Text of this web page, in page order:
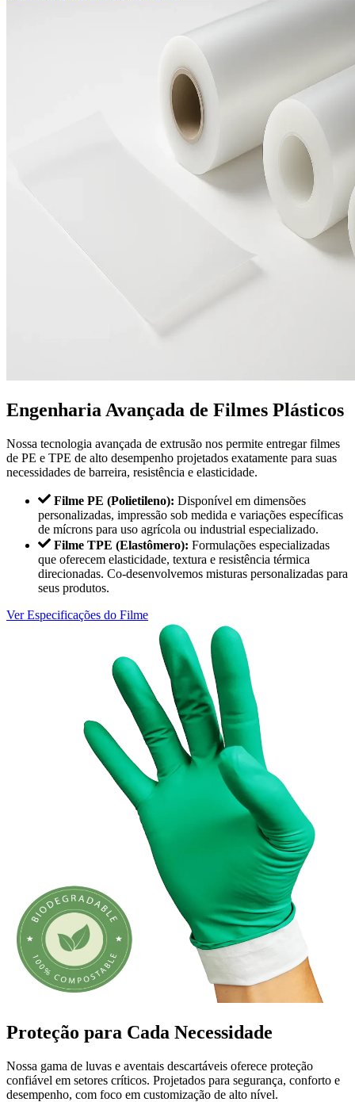
Engenharia Avançada de Filmes Plásticos
Nossa tecnologia avançada de extrusão nos permite entregar filmes
de PE e TPE de alto desempenho projetados exatamente para suas
necessidades de barreira, resistência e elasticidade.
Filme PE (Polietileno): Disponível em dimensões
personalizadas, impressão sob medida e variações específicas
de mícrons para uso agrícola ou industrial especializado.
Filme TPE (Elastômero): Formulações especializadas
que oferecem elasticidade, textura e resistência térmica
direcionadas. Co-desenvolvemos misturas personalizadas para
seus produtos.
Ver Especificações do Filme
Proteção para Cada Necessidade
Nossa gama de luvas e aventais descartáveis oferece proteção
confiável em setores críticos. Projetados para segurança, conforto e
desempenho, com foco em customização de alto nível.